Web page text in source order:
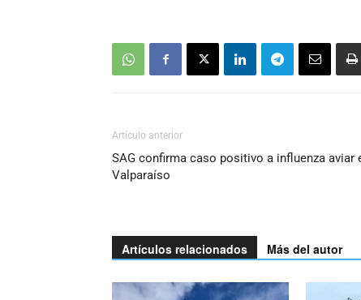
Artículo anterior
SAG confirma caso positivo a influenza aviar
Valparaíso
Artículos relacionados Más del autor